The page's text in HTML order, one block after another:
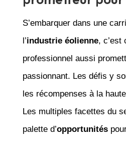
S’embarquer dans une
l’industrie éolienne, c’est
professionnel aussi
passionnant. Les défis y
les récompenses à la
Les multiples facettes du
palette d’opportunités